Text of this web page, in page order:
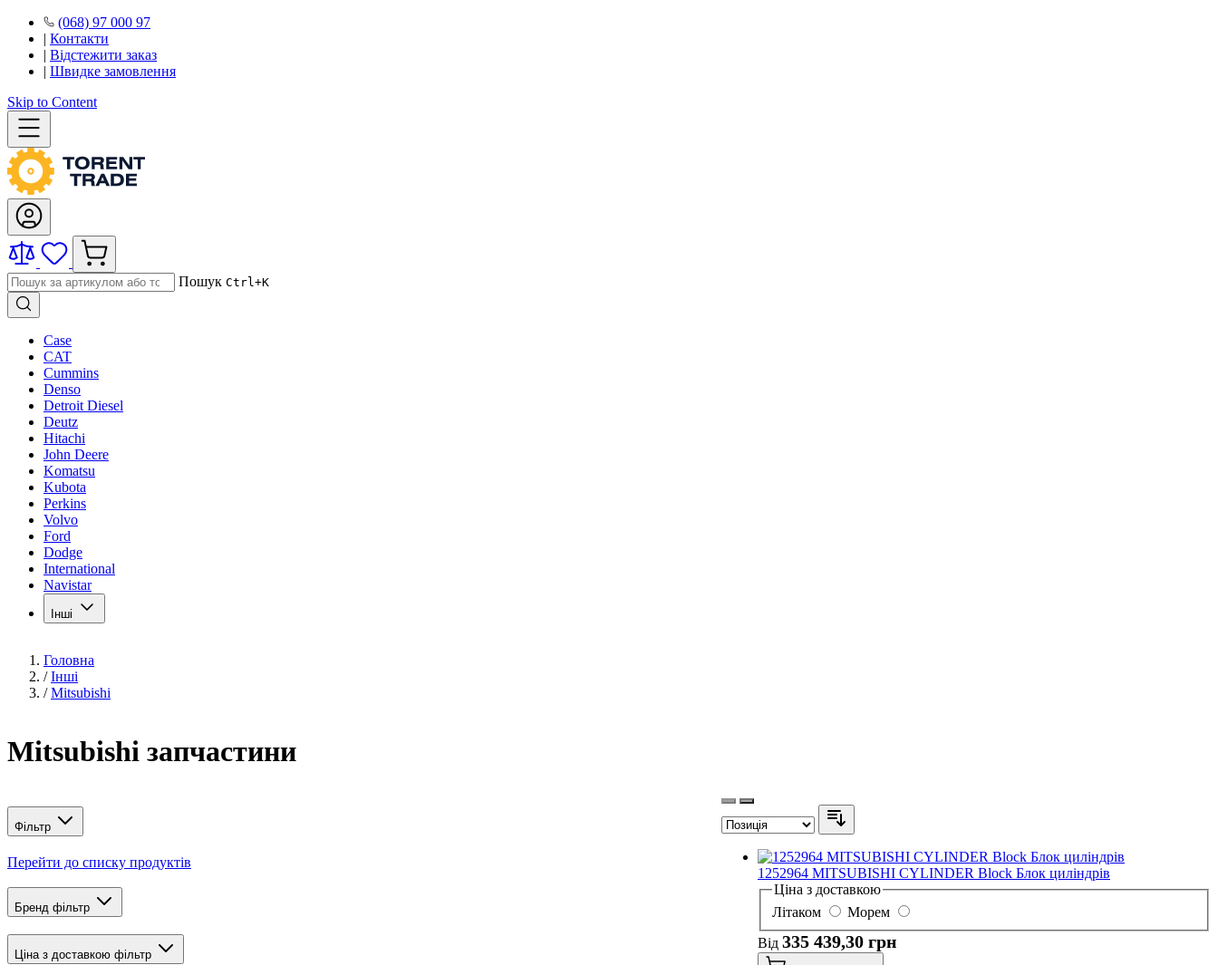
(068) 97 000 97
| Контакти
| Відстежити заказ
| Швидке замовлення
Skip to Content
Пошук Ctrl+K
Case
CAT
Cummins
Denso
Detroit Diesel
Deutz
Hitachi
John Deere
Komatsu
Kubota
Perkins
Volvo
Ford
Dodge
International
Navistar
Інші
Головна
/ Інші
/ Mitsubishi
Mitsubishi запчастини
Фільтр
Перейти до списку продуктів
Бренд фільтр
Ціна з доставкою фільтр
1252964 MITSUBISHI CYLINDER Block Блок циліндрів
Ціна з доставкою
Літаком
Морем
Від 335 439,30 грн